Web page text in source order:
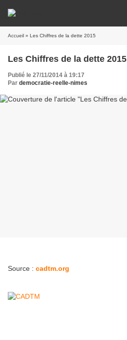
Accueil » Les Chiffres de la dette 2015
Les Chiffres de la dette 2015
Publié le 27/11/2014 à 19:17
Par democratie-reelle-nimes
Source : cadtm.org